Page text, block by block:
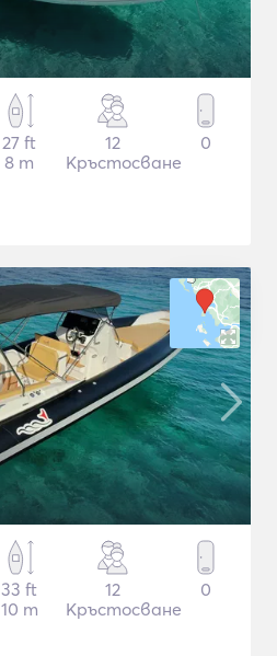
27 ft
8 m
12
Кръстосване
0
33 ft
10 m
12
Кръстосване
0